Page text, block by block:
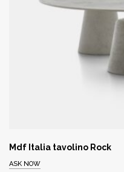
Mdf Italia tavolino Rock
ASK NOW